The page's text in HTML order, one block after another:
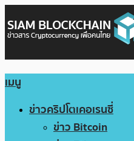
เมนู
ข่าวคริปโตเคอเรนซี่
ข่าว Bitcoin